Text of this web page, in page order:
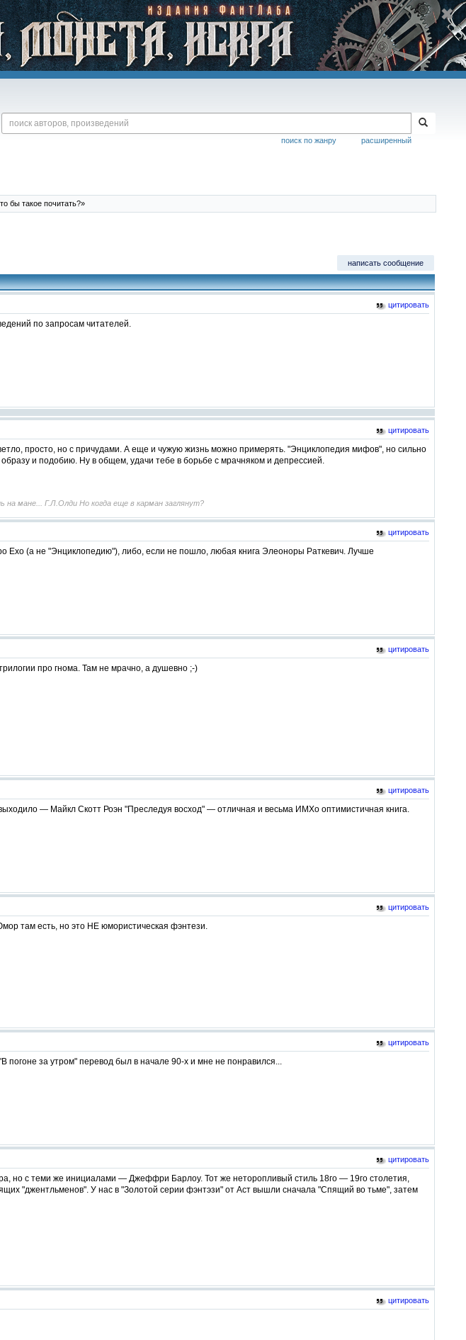
расширенный
поиск по жанру
бы такое почитать?»
написать сообщение
цитировать
по запросам читателей.
цитировать
просто, но с причудами. А еще и чужую жизнь можно примерять. "Энциклопедия мифов", но сильно
и подобию. Ну в общем, удачи тебе в борьбе с мрачняком и депрессией.
на мане... Г.Л.Олди Но когда еще в карман заглянут?
цитировать
(а не "Энциклопедию"), либо, если не пошло, любая книга Элеоноры Раткевич. Лучше
цитировать
про гнома. Там не мрачно, а душевно ;-)
цитировать
— Майкл Скотт Роэн "Преследуя восход" — отличная и весьма ИМХо оптимистичная книга.
цитировать
там есть, но это НЕ юмористическая фэнтези.
цитировать
погоне за утром" перевод был в начале 90-х и мне не понравился...
цитировать
но с теми же инициалами — Джеффри Барлоу. Тот же неторопливый стиль 18го — 19го столетия,
"джентльменов". У нас в "Золотой серии фэнтэзи" от Аст вышли сначала "Спящий во тьме", затем
цитировать